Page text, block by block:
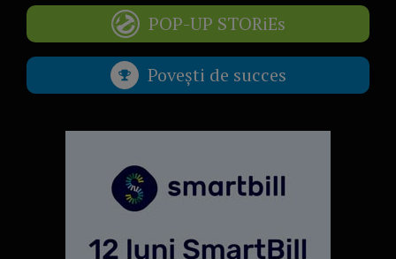
POP-UP STORiEs
Povești de succes